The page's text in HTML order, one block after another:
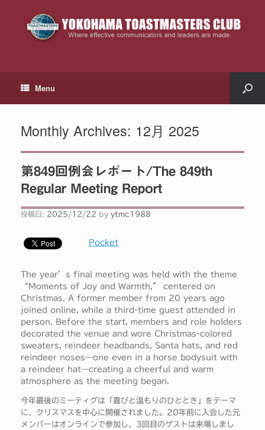
Menu
Monthly Archives: 12月 2025
第849回例会レポート/The 849th
Regular Meeting Report
投稿日: 2025/12/22 by ytmc1988
Pocket
The year’s final meeting was held with the theme
“Moments of Joy and Warmth,” centered on
Christmas. A former member from 20 years ago
joined online, while a third-time guest attended in
person. Before the start, members and role holders
decorated the venue and wore Christmas-colored
sweaters, reindeer headbands, Santa hats, and red
reindeer noses—one even in a horse bodysuit with
a reindeer hat—creating a cheerful and warm
atmosphere as the meeting began.
今年最後のミーティグは「喜びと温もりのひととき」をテーマ
に、クリスマスを中心に開催されました。20年前に入会した元
メンバーはオンラインで参加し、3回目のゲストは来場しまし